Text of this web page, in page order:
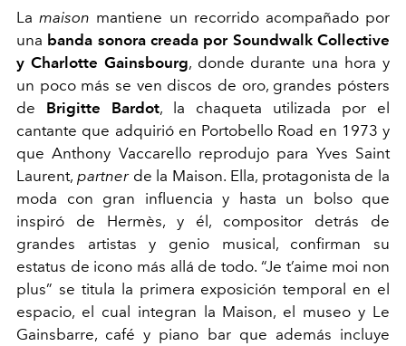
La maison mantiene un recorrido acompañado por
una banda sonora creada por Soundwalk Collective
y Charlotte Gainsbourg, donde durante una hora y
un poco más se ven discos de oro, grandes pósters
de Brigitte Bardot, la chaqueta utilizada por el
cantante que adquirió en Portobello Road en 1973 y
que Anthony Vaccarello reprodujo para Yves Saint
Laurent, partnerde la Maison. Ella, protagonista de la
moda con gran influencia y hasta un bolso que
inspiró de Hermès, y él, compositor detrás de
grandes artistas y genio musical, confirman su
estatus de icono más allá de todo. “Je t’aime moi non
plus” se titula la primera exposición temporal en el
espacio, el cual integran la Maison, el museo y Le
Gainsbarre, café y piano bar que además incluye